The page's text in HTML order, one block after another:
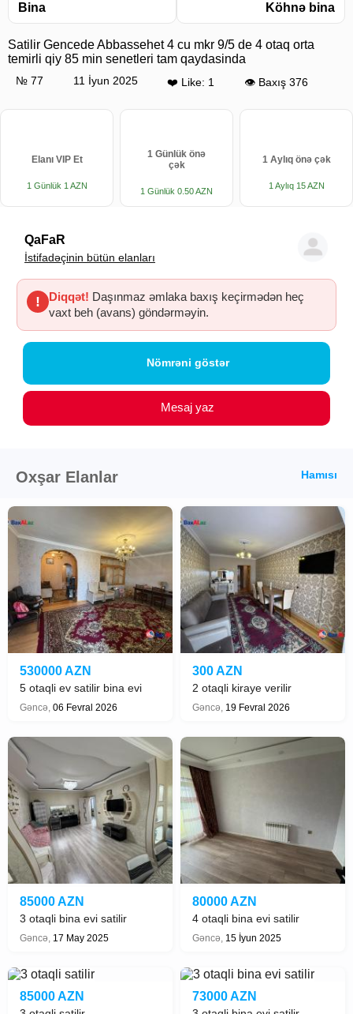
Bina Köhnə bina
Satilir Gencede Abbassehet 4 cu mkr 9/5 de 4 otaq orta
temirli qiy 85 min senetleri tam qaydasinda
№ 77 11 İyun 2025 ❤️ Like: 1 👁 Baxış 376
Elanı VIP Et
1 Günlük 1 AZN
1 Günlük önə
çək
1 Günlük 0.50 AZN
1 Aylıq önə çək
1 Aylıq 15 AZN
QaFaR
İstifadəçinin bütün elanları
! Diqqət! Daşınmaz əmlaka baxış keçirmədən heç
vaxt beh (avans) göndərməyin.
Nömrəni göstər
Mesaj yaz
Hamısı
Oxşar Elanlar
530000 AZN
5 otaqli ev satilir bina evi
Gəncə, 06 Fevral 2026
300 AZN
2 otaqli kiraye verilir
Gencede
Gəncə, 19 Fevral 2026
85000 AZN
3 otaqli bina evi satilir
Gəncə, 17 May 2025
80000 AZN
4 otaqli bina evi satilir
Gəncə, 15 İyun 2025
85000 AZN 73000 AZN